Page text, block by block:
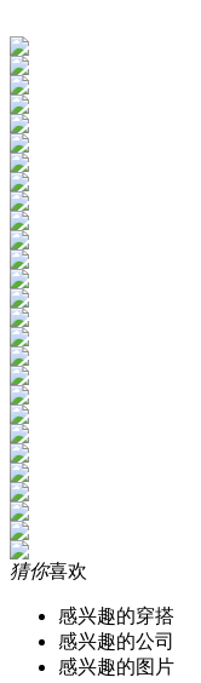
猜你喜欢
感兴趣的穿搭
感兴趣的公司
感兴趣的图片